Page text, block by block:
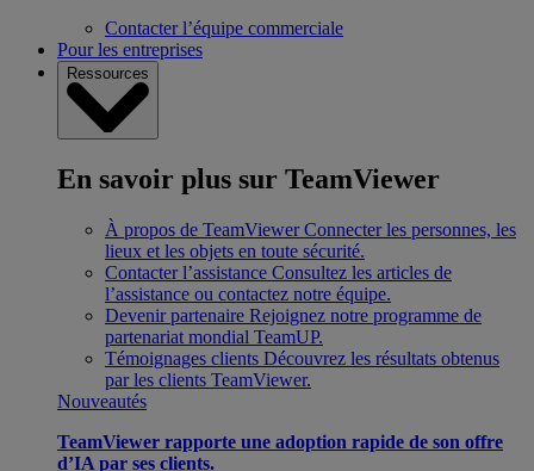
Contacter l’équipe commerciale
Pour les entreprises
Ressources
En savoir plus sur TeamViewer
À propos de TeamViewer Connecter les personnes, les
lieux et les objets en toute sécurité.
Contacter l’assistance Consultez les articles de
l’assistance ou contactez notre équipe.
Devenir partenaire Rejoignez notre programme de
partenariat mondial TeamUP.
Témoignages clients Découvrez les résultats obtenus
par les clients TeamViewer.
Nouveautés
TeamViewer rapporte une adoption rapide de son offre
d’IA par ses clients.